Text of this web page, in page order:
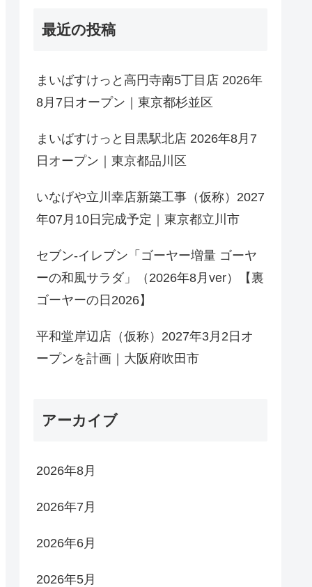
最近の投稿
まいばすけっと高円寺南5丁目店 2026年
8月7日オープン｜東京都杉並区
まいばすけっと目黒駅北店 2026年8月7
日オープン｜東京都品川区
いなげや立川幸店新築工事（仮称）2027
年07月10日完成予定｜東京都立川市
セブン-イレブン「ゴーヤー増量 ゴーヤ
ーの和風サラダ」（2026年8月ver）【裏
ゴーヤーの日2026】
平和堂岸辺店（仮称）2027年3月2日オ
ープンを計画｜大阪府吹田市
アーカイブ
2026年8月
2026年7月
2026年6月
2026年5月